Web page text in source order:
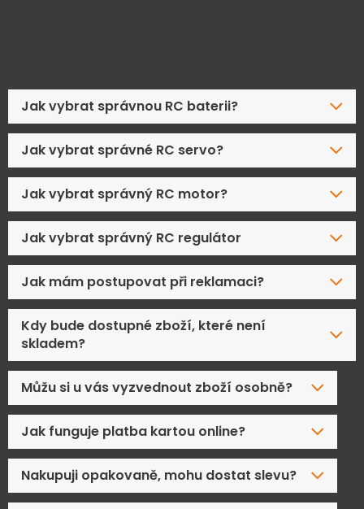
Jak vybrat správnou RC baterii?
Jak vybrat správné RC servo?
Jak vybrat správný RC motor?
Jak vybrat správný RC regulátor
Jak mám postupovat při reklamaci?
Kdy bude dostupné zboží, které není
skladem?
Můžu si u vás vyzvednout zboží osobně?
Jak funguje platba kartou online?
Nakupuji opakovaně, mohu dostat slevu?